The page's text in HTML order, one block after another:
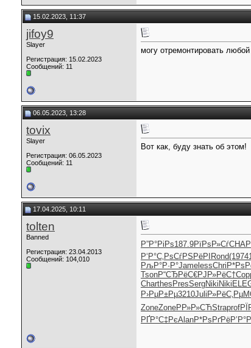
15.02.2023, 11:37
jifoy9
Slayer
Регистрация: 15.02.2023
Сообщений: 11
могу отремонтировать любой
06.05.2023, 13:28
tovix
Slayer
Регистрация: 06.05.2023
Сообщений: 11
Вот как, буду знать об этом!
17.04.2025, 10:11
tolten
Banned
Регистрация: 23.04.2013
Сообщений: 104,010
Р”Р°РіРѕ187.9РїРѕР»СѓCHAP
Р‘Р°С‚РѕСѓРЅРёРІ Rond(197
РљР°Р·Р°Jame lessChri
TsonР“СЂРёС€РЈР»РёС†
Charthes PresSergNiki Niki
Р›РµР±Рµ3210Juli Р»РёС‚Рµ
ZoneZoneРР»Р»СЋStraprof
РҐР°С‡РєAlanР*РѕРґРё